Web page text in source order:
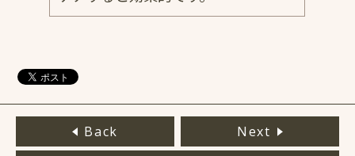
Back Next